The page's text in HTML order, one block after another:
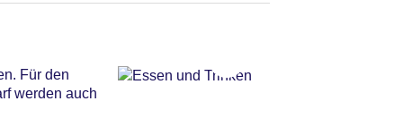
Für den
werden auch